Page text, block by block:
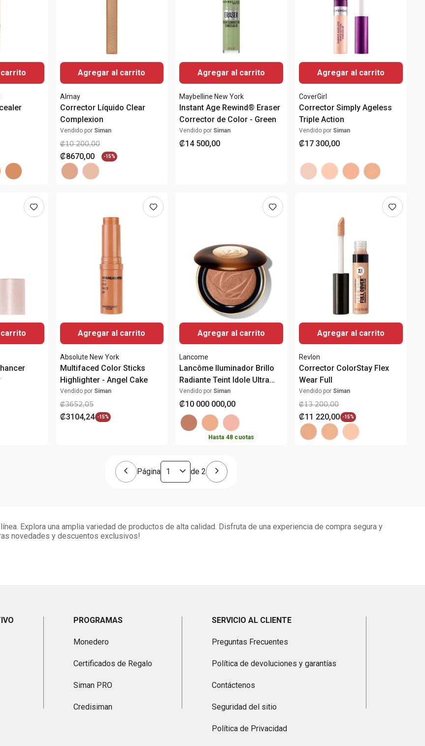
Agregar al carrito
Almay
Corrector Líquido Clear
Complexion
Vendido por Siman
₡10 200,00
₡8670,00 -15%
Agregar al carrito
Maybelline New York
Instant Age Rewind® Eraser
Corrector de Color - Green
Vendido por Siman
₡14 500,00
Agregar al carrito
CoverGirl
Corrector Simply Ageless
Triple Action
Vendido por Siman
₡17 300,00
Agregar al carrito
Absolute New York
Multifaced Color Sticks
Highlighter - Angel Cake
Vendido por Siman
₡3652,05
₡3104,24 -15%
Agregar al carrito
Lancome
Lancôme Iluminador Brillo
Radiante Teint Idole Ultra
Wear C.E. Skin
Transforming Highlighter
Vendido por Siman
₡10 000 000,00
Hasta 48 cuotas
Agregar al carrito
Revlon
Corrector ColorStay Flex
Wear Full
Vendido por Siman
₡13 200,00
₡11 220,00 -15%
Página de2
Explora una amplia variedad de productos de alta calidad. Disfruta de una experiencia de compra segura y
novedades y descuentos exclusivos!
PROGRAMAS
Monedero
Certificados de Regalo
Siman PRO
Credisiman
SERVICIO AL CLIENTE
Preguntas Frecuentes
Política de devoluciones y garantías
Contáctenos
Seguridad del sitio
Política de Privacidad